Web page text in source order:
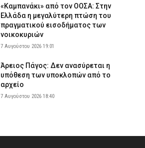
«Καμπανάκι» από τον ΟΟΣΑ: Στην
Ελλάδα η μεγαλύτερη πτώση του
πραγματικού εισοδήματος των
νοικοκυριών
7 Αυγούστου 2026 19:01
Άρειος Πάγος: Δεν ανασύρεται η
υπόθεση των υποκλοπών από το
αρχείο
7 Αυγούστου 2026 18:40